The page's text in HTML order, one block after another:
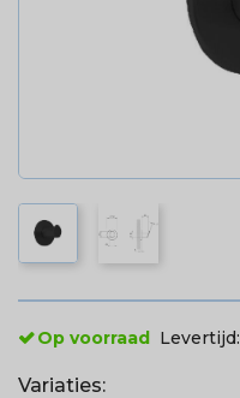
Op voorraad Levertijd:
Variaties: